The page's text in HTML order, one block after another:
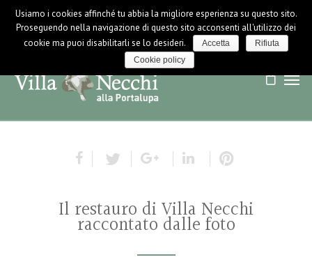
LOGIN / LOGOUT NEWS
Il restauro di Villa Necchi
raccontato dalle foto
Usiamo i cookies affinché tu abbia la migliore esperienza su questo sito.
Proseguendo nella navigazione di questo sito acconsenti all'utilizzo dei
cookie ma puoi disabilitarli se lo desideri.
Accetta
Rifiuta
Cookie policy